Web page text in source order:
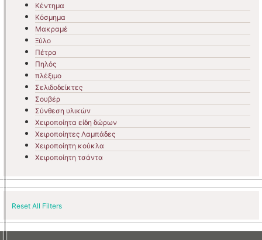
Κέντημα
Κόσμημα
Μακραμέ
Ξύλο
Πέτρα
Πηλός
πλέξιμο
Σελιδοδείκτες
Σουβέρ
Σύνθεση υλικών
Χειροποίητα είδη δώρων
Χειροποίητες Λαμπάδες
Χειροποίητη κούκλα
Χειροποίητη τσάντα
Reset All Filters